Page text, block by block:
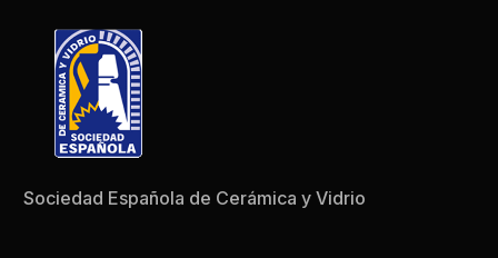
Sociedad Española de Cerámica y Vidrio